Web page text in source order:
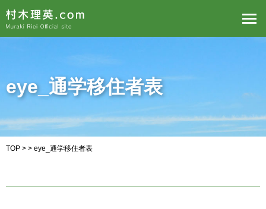
eye_通学移住者表
TOP > > eye_通学移住者表